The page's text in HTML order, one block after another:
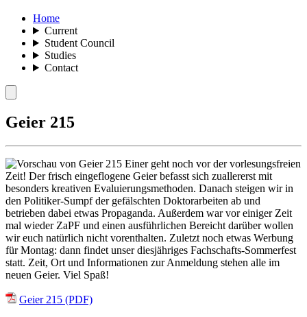
Home
Current
Student Council
Studies
Contact
Geier 215
Einer geht noch vor der vorlesungsfreien
Zeit! Der frisch eingeflogene Geier befasst sich zuallererst mit
besonders kreativen Evaluierungsmethoden. Danach steigen wir in
den Politiker-Sumpf der gefälschten Doktorarbeiten ab und
betrieben dabei etwas Propaganda. Außerdem war vor einiger Zeit
mal wieder ZaPF und einen ausführlichen Bereicht darüber wollen
wir euch natürlich nicht vorenthalten. Zuletzt noch etwas Werbung
für Montag: dann findet unser diesjähriges Fachschafts-Sommerfest
statt. Zeit, Ort und Informationen zur Anmeldung stehen alle im
neuen Geier. Viel Spaß!
Geier 215 (PDF)